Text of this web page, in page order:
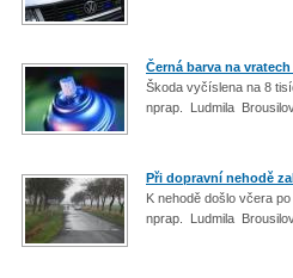
Černá barva na
Škoda vyčíslena na 8
nprap. Ludmila
Při dopravní nehodě
K nehodě došlo včera
nprap. Ludmila